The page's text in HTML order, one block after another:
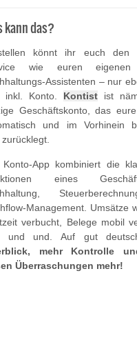
kann das?
könnt ihr euch den
wie euren eigenen
Assistenten – nur
inkl. Konto. Kontist ist
Geschäftskonto, das
und im Vorhinein
App kombiniert die
eines
Management. Umsätze
verbucht, Belege mobil
und und. Auf gut
mehr Kontrolle
Überraschungen mehr!